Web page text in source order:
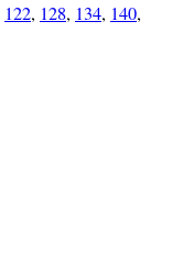
122, 128, 134, 140,